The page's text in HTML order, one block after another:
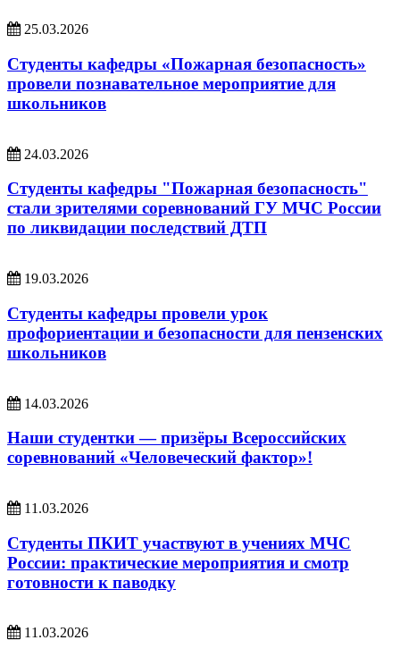
25.03.2026
Студенты кафедры «Пожарная безопасность»
провели познавательное мероприятие для
школьников
24.03.2026
Студенты кафедры "Пожарная безопасность"
стали зрителями соревнований ГУ МЧС России
по ликвидации последствий ДТП
19.03.2026
Студенты кафедры провели урок
профориентации и безопасности для пензенских
школьников
14.03.2026
Наши студентки — призёры Всероссийских
соревнований «Человеческий фактор»!
11.03.2026
Студенты ПКИТ участвуют в учениях МЧС
России: практические мероприятия и смотр
готовности к паводку
11.03.2026